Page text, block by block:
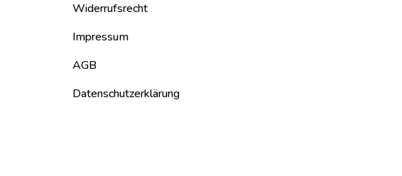
Widerrufsrecht
Impressum
AGB
Datenschutzerklärung